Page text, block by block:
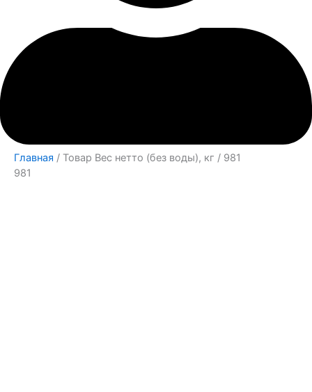
Главная / Товар Вес нетто (без воды), кг / 981
981